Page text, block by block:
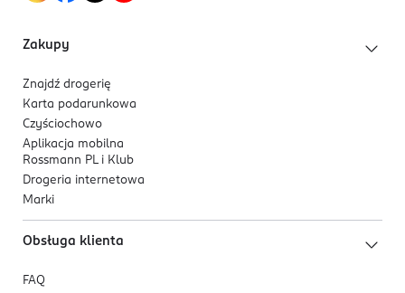
Zakupy
Znajdź drogerię
Karta podarunkowa
Czyściochowo
Aplikacja mobilna
Rossmann PL i Klub
Drogeria internetowa
Marki
Obsługa klienta
FAQ